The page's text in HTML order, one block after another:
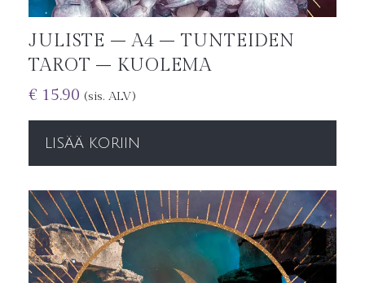
JULISTE – A4 – TUNTEIDEN
TAROT – KUOLEMA
€ 15.90 (sis. ALV)
LISÄÄ KORIIN